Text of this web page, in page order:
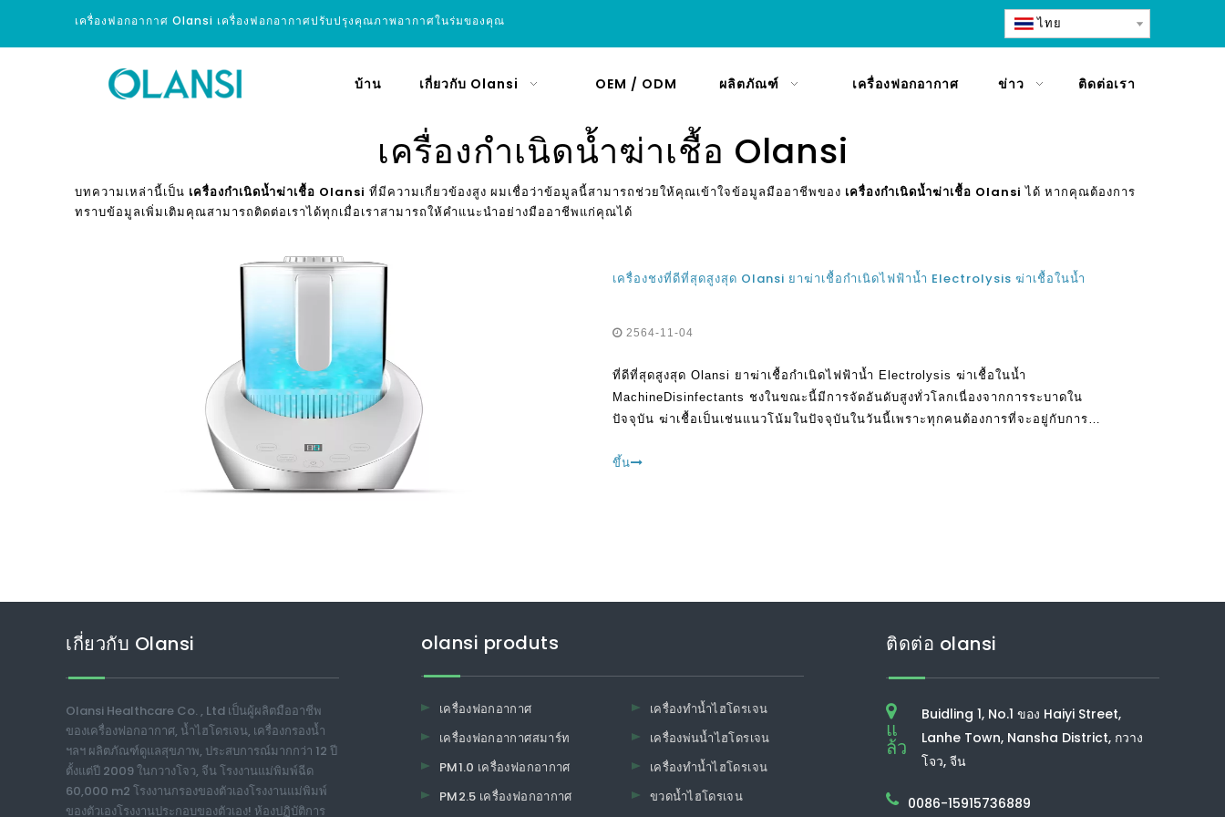
เครื่องฟอกอากาศ Olansi เครื่องฟอกอากาศปรับปรุงคุณภาพอากาศในร่มของคุณ ไทย
บ้าน เกี่ยวกับ Olansi OEM / ODM ผลิตภัณฑ์ เครื่องฟอกอากาศ ข่าว ติดต่อเรา
เครื่องกำเนิดน้ำฆ่าเชื้อ Olansi
บทความเหล่านี้เป็น เครื่องกำเนิดน้ำฆ่าเชื้อ Olansi ที่มีความเกี่ยวข้องสูง ผมเชื่อว่าข้อมูลนี้สามารถช่วยให้คุณเข้าใจข้อมูลมืออาชีพของ เครื่องกำเนิดน้ำฆ่าเชื้อ Olansi ได้ หากคุณต้องการ
ทราบข้อมูลเพิ่มเติมคุณสามารถติดต่อเราได้ทุกเมื่อเราสามารถให้คำแนะนำอย่างมืออาชีพแก่คุณได้
เครื่องชงที่ดีที่สุดสูงสุด Olansi ยาฆ่าเชื้อกำเนิดไฟฟ้าน้ำ Electrolysis ฆ่าเชื้อในน้ำ
2564-11-04
ที่ดีที่สุดสูงสุด Olansi ยาฆ่าเชื้อกำเนิดไฟฟ้าน้ำ Electrolysis ฆ่าเชื้อในน้ำ
MachineDisinfectants ชงในขณะนี้มีการจัดอันดับสูงทั่วโลกเนื่องจากการระบาดใน
ปัจจุบัน ฆ่าเชื้อเป็นเช่นแนวโน้มในปัจจุบันในวันนี้เพราะทุกคนต้องการที่จะอยู่กับการ
ขึ้น
เกี่ยวกับ Olansi
Olansi Healthcare Co. , Ltd เป็นผู้ผลิตมืออาชีพ
ของเครื่องฟอกอากาศ, น้ำไฮโดรเจน, เครื่องกรองน้ำ
ฯลฯ ผลิตภัณฑ์ดูแลสุขภาพ, ประสบการณ์มากกว่า 12 ปี
ตั้งแต่ปี 2009 ในกวางโจว, จีน โรงงานแม่พิมพ์ฉีด
60,000 m2 โรงงานกรองของตัวเองโรงงานแม่พิมพ์
ของตัวเองโรงงานประกอบของตัวเอง! ห้องปฏิบัติการ
olansi produts
เครื่องฟอกอากาศ
เครื่องฟอกอากาศสมาร์ท
PM1.0 เครื่องฟอกอากาศ
PM2.5 เครื่องฟอกอากาศ
เครื่องทำน้ำไฮโดรเจน
เครื่องพ่นน้ำไฮโดรเจน
เครื่องทำน้ำไฮโดรเจน
ขวดน้ำไฮโดรเจน
ติดต่อ olansi
แ
ล้ว
Buidling 1, No.1 ของ Haiyi Street,
Lanhe Town, Nansha District, กวาง
โจว, จีน
0086-15915736889